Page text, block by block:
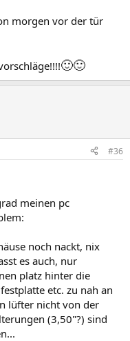
morgen vor der tür
🙂🙂
#36
meinen pc
noch nackt, nix
es auch, nur
platz hinter die
etc. zu nah an
lüfter nicht von der
(3,50"?) sind